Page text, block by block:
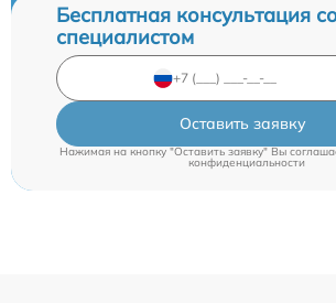
Бесплатная консультация
специалистом
Оставить заявку
Нажимая на кнопку "Оставить заявку" Вы
конфиденциальности